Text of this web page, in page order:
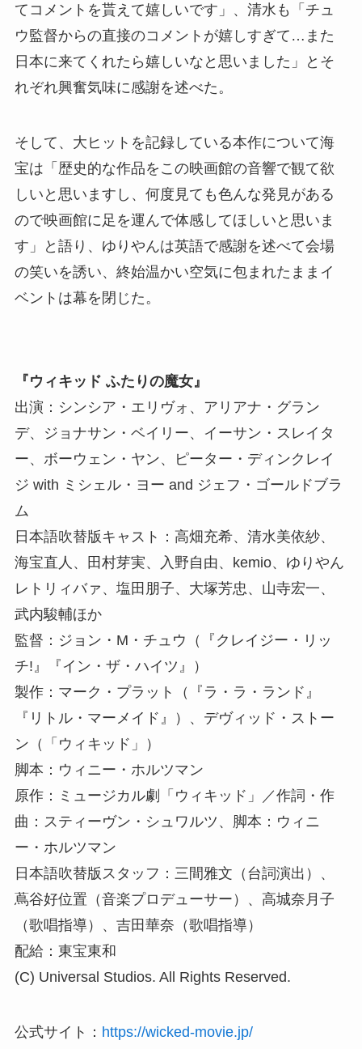
てコメントを貰えて嬉しいです」、清水も「チュ
ウ監督からの直接のコメントが嬉しすぎて…また
日本に来てくれたら嬉しいなと思いました」とそ
れぞれ興奮気味に感謝を述べた。
そして、大ヒットを記録している本作について海
宝は「歴史的な作品をこの映画館の音響で観て欲
しいと思いますし、何度見ても色んな発見がある
ので映画館に足を運んで体感してほしいと思いま
す」と語り、ゆりやんは英語で感謝を述べて会場
の笑いを誘い、終始温かい空気に包まれたままイ
ベントは幕を閉じた。
『ウィキッド ふたりの魔女』
出演：シンシア・エリヴォ、アリアナ・グラン
デ、ジョナサン・ベイリー、イーサン・スレイタ
ー、ボーウェン・ヤン、ピーター・ディンクレイ
ジ with ミシェル・ヨー and ジェフ・ゴールドブラ
ム
日本語吹替版キャスト：高畑充希、清水美依紗、
海宝直人、田村芽実、入野自由、kemio、ゆりやん
レトリィバァ、塩田朋子、大塚芳忠、山寺宏一、
武内駿輔ほか
監督：ジョン・M・チュウ（『クレイジー・リッ
チ!』『イン・ザ・ハイツ』）
製作：マーク・プラット（『ラ・ラ・ランド』
『リトル・マーメイド』）、デヴィッド・ストー
ン（「ウィキッド」）
脚本：ウィニー・ホルツマン
原作：ミュージカル劇「ウィキッド」／作詞・作
曲：スティーヴン・シュワルツ、脚本：ウィニ
ー・ホルツマン
日本語吹替版スタッフ：三間雅文（台詞演出）、
蔦谷好位置（音楽プロデューサー）、高城奈月子
（歌唱指導）、吉田華奈（歌唱指導）
配給：東宝東和
(C) Universal Studios. All Rights Reserved.
公式サイト： https://wicked-movie.jp/